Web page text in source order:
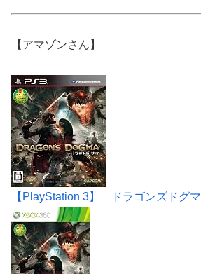
【アマゾンさん】
【PlayStation 3】 ドラゴンズドグマ